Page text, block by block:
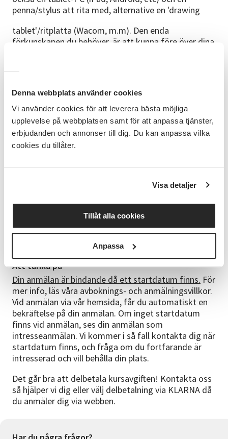
Denna webbplats använder cookies
Vi använder cookies för att leverera bästa möjliga
upplevelse på webbplatsen samt för att anpassa tjänster,
erbjudanden och annonser till dig. Du kan anpassa vilka
cookies du tillåter.
Visa detaljer
Tillåt alla cookies
Anpassa
penna/stylus att rita med, alternative en 'drawing
tablet'/ritplatta (Wacom, m.m). Den enda
förkunskapen du behöver, är att kunna före över dina
Inga förkunskaper krävs.
Plats
Digitala Zoom-möten.
Tinuviel Bergström är en erfaren kursledare som
annars hör hemma i datorspelsvärlden. Hon har
flera års erfarenhet av både speldesign och
kursledarskap, och värdesätter att eleverna får
som hjälper dem uppfylla sina mål.
Att tänka på
Din anmälan är bindande då ett startdatum finns. För
mer info, läs våra avboknings- och anmälningsvillkor.
Vid anmälan via vår hemsida, får du automatiskt en
bekräftelse på din anmälan. Om inget startdatum
finns vid anmälan, ses din anmälan som
intresseanmälan. Vi kommer i så fall kontakta dig när
startdatum finns, och fråga om du fortfarande är
intresserad och vill behålla din plats.
Det går bra att delbetala kursavgiften! Kontakta oss
så hjälper vi dig eller välj delbetalning via KLARNA då
du anmäler dig via webben.